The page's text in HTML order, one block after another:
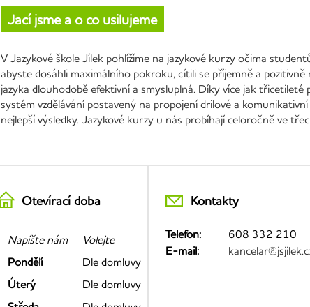
Jací jsme a o co usilujeme
V Jazykové škole Jílek pohlížíme na jazykové kurzy očima
abyste dosáhli maximálního pokroku, cítili se příjemně a
jazyka dlouhodobě efektivní a smysluplná. Díky více jak třicetileté
systém vzdělávání postavený na propojení drilové a
nejlepší výsledky. Jazykové kurzy u nás probíhají celoročně ve
Otevírací doba
Napište nám
Volejte
Pondělí
Dle domluvy
Úterý
Dle domluvy
Kontakty
Telefon:
608 332 210
E-mail: